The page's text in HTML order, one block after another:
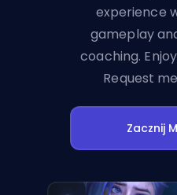
experience
gameplay
coaching.
Request
Zacznij